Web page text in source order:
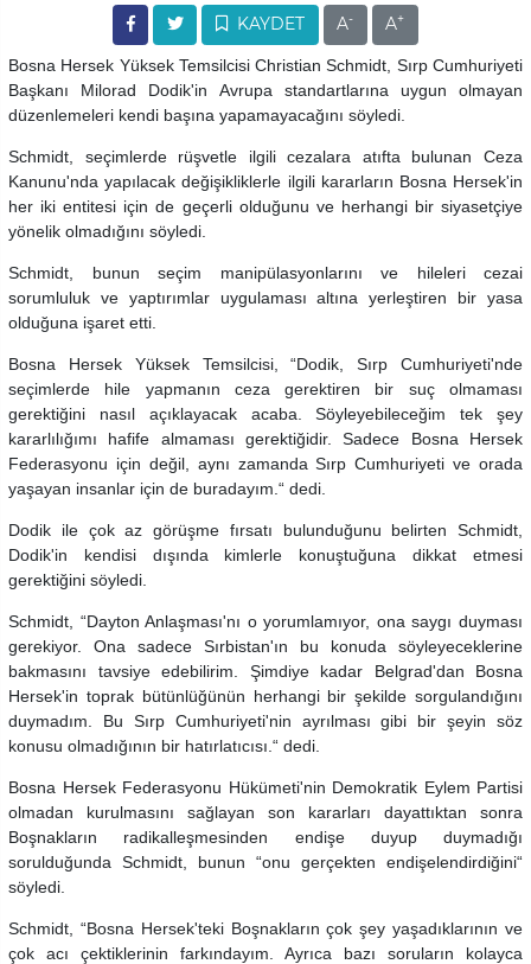
KAYDET A- A+
Bosna Hersek Yüksek Temsilcisi Christian Schmidt, Sırp Cumhuriyeti
Başkanı Milorad Dodik'in Avrupa standartlarına uygun olmayan
düzenlemeleri kendi başına yapamayacağını söyledi.
Schmidt, seçimlerde rüşvetle ilgili cezalara atıfta bulunan Ceza
Kanunu'nda yapılacak değişikliklerle ilgili kararların Bosna Hersek'in
her iki entitesi için de geçerli olduğunu ve herhangi bir siyasetçiye
yönelik olmadığını söyledi.
Schmidt, bunun seçim manipülasyonlarını ve hileleri cezai
sorumluluk ve yaptırımlar uygulaması altına yerleştiren bir yasa
olduğuna işaret etti.
Bosna Hersek Yüksek Temsilcisi, “Dodik, Sırp Cumhuriyeti'nde
seçimlerde hile yapmanın ceza gerektiren bir suç olmaması
gerektiğini nasıl açıklayacak acaba. Söyleyebileceğim tek şey
kararlılığımı hafife almaması gerektiğidir. Sadece Bosna Hersek
Federasyonu için değil, aynı zamanda Sırp Cumhuriyeti ve orada
yaşayan insanlar için de buradayım.“ dedi.
Dodik ile çok az görüşme fırsatı bulunduğunu belirten Schmidt,
Dodik'in kendisi dışında kimlerle konuştuğuna dikkat etmesi
gerektiğini söyledi.
Schmidt, “Dayton Anlaşması'nı o yorumlamıyor, ona saygı duyması
gerekiyor. Ona sadece Sırbistan'ın bu konuda söyleyeceklerine
bakmasını tavsiye edebilirim. Şimdiye kadar Belgrad'dan Bosna
Hersek'in toprak bütünlüğünün herhangi bir şekilde sorgulandığını
duymadım. Bu Sırp Cumhuriyeti'nin ayrılması gibi bir şeyin söz
konusu olmadığının bir hatırlatıcısı.“ dedi.
Bosna Hersek Federasyonu Hükümeti'nin Demokratik Eylem Partisi
olmadan kurulmasını sağlayan son kararları dayattıktan sonra
Boşnakların radikalleşmesinden endişe duyup duymadığı
sorulduğunda Schmidt, bunun “onu gerçekten endişelendirdiğini“
söyledi.
Schmidt, “Bosna Hersek'teki Boşnakların çok şey yaşadıklarının ve
çok acı çektiklerinin farkındayım. Ayrıca bazı soruların kolayca